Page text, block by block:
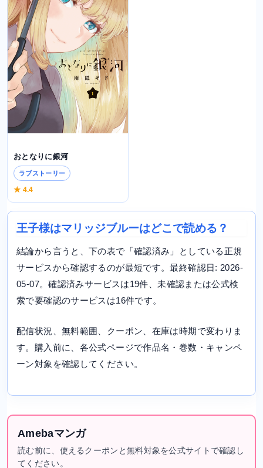
おとなりに銀河
ラブストーリー
★ 4.4
王子様はマリッジブルーはどこで読める？
結論から言うと、下の表で「確認済み」としている正規
サービスから確認するのが最短です。最終確認日: 2026-
05-07。確認済みサービスは19件、未確認または公式検
索で要確認のサービスは16件です。
配信状況、無料範囲、クーポン、在庫は時期で変わりま
す。購入前に、各公式ページで作品名・巻数・キャンペ
ーン対象を確認してください。
Amebaマンガ
読む前に、使えるクーポンと無料対象を公式サイトで確認し
てください。